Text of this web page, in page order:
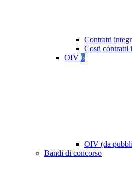
Contratti
Costi contratti
OIV 6
OIV (da
Bandi di concorso